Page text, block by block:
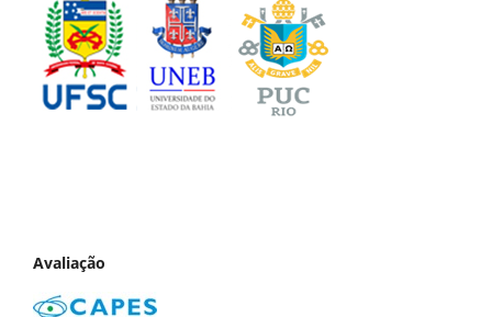
Avaliação